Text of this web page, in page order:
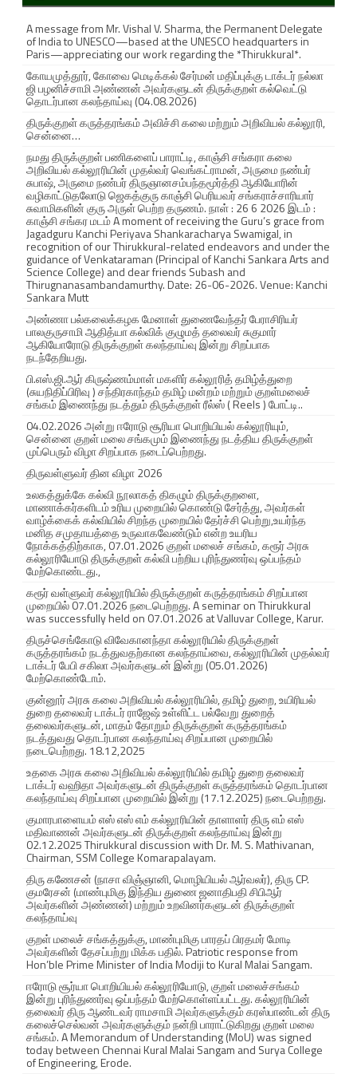
ந்
ர்
வ
ழ
ங்
கி
ஒ
ப்
பு
த
ல்
பெ
ற்
றா
O
n
8
.
0
.
2
0
2
4
,
D
i
s
c
u
s
s
A message from Mr. Vishal V. Sharma, the Permanent Delegate
of India to UNESCO—based at the UNESCO headquarters in
Paris—appreciating our work regarding the *Thirukkural*.
கோயமுத்தூர், கோவை மெடிக்கல் சேர்மன் மதிப்புக்கு டாக்டர் நல்லா
ஜி பழனிச்சாமி அண்ணன் அவர்களுடன் திருக்குறள் கல்வெட்டு
தொடர்பான கலந்தாய்வு (04.08.2026)
திருக்குறள் கருத்தரங்கம் அவிச்சி கலை மற்றும் அறிவியல் கல்லூரி,
சென்னை…
நமது திருக்குறள் பணிகளைப் பாராட்டி, காஞ்சி சங்கரா கலை
அறிவியல் கல்லூரியின் முதல்வர் வெங்கட்ராமன், அருமை நண்பர்
சுபாஷ், அருமை நண்பர் திருஞானசம்பந்தமூர்த்தி ஆகியோரின்
வழிகாட்டுதலோடு ஜெகத்குரு காஞ்சி பெரியவர் சங்கராச்சாரியார்
சுவாமிகளின் குரு அருள் பெற்ற தருணம். நாள் : 26 6 2026 இடம் :
காஞ்சி சங்கர மடம் A moment of receiving the Guru’s grace from
Jagadguru Kanchi Periyava Shankaracharya Swamigal, in
recognition of our Thirukkural-related endeavors and under the
guidance of Venkataraman (Principal of Kanchi Sankara Arts and
Science College) and dear friends Subash and
Thirugnanasambandamurthy. Date: 26-06-2026. Venue: Kanchi
Sankara Mutt
அண்ணா பல்கலைக்கழக மேனாள் துணைவேந்தர் பேராசிரியர்
பாலகுருசாமி ஆதித்யா கல்விக் குழுமத் தலைவர் சுகுமார்
ஆகியோரோடு திருக்குறள் கலந்தாய்வு இன்று சிறப்பாக
நடந்தேறியது.
பி.எஸ்.ஜி.ஆர் கிருஷ்ணம்மாள் மகளிர் கல்லூரித் தமிழ்த்துறை
(சுயநிதிப்பிரிவு ) சந்திரகாந்தம் தமிழ் மன்றம் மற்றும் குறள்மலைச்
சங்கம் இணைந்து நடத்தும் திருக்குறள் ரீல்ஸ் ( Reels ) போட்டி..
04.02.2026 அன்று ஈரோடு சூரியா பொறியியல் கல்லூரியும்,
சென்னை குறள் மலை சங்கமும் இணைந்து நடத்திய திருக்குறள்
முப்பெரும் விழா சிறப்பாக நடைப்பெற்றது.
திருவள்ளுவர் தின விழா 2026
உலகத்துக்கே கல்வி நூலாகத் திகழும் திருக்குறளை,
மாணாக்கர்களிடம் உரிய முறையில் கொண்டு சேர்த்து, அவர்கள்
வாழ்க்கைக் கல்வியில் சிறந்த முறையில் தேர்ச்சி பெற்று,உயர்ந்த
மனித சமுதாயத்தை உருவாகவேண்டும் என்ற உயரிய
நோக்கத்திற்காக, 07.01.2026 குறள் மலைச் சங்கம், கரூர் அரசு
கல்லூரியோடு திருக்குறள் கல்வி பற்றிய புரிந்துணர்வு ஒப்பந்தம்
மேற்கொண்டது.,
கரூர் வள்ளுவர் கல்லூரியில் திருக்குறள் கருத்தரங்கம் சிறப்பான
முறையில் 07.01.2026 நடைபெற்றது. A seminar on Thirukkural
was successfully held on 07.01.2026 at Valluvar College, Karur.
திருச்செங்கோடு விவேகானந்தா கல்லூரியில் திருக்குறள்
கருத்தரங்கம் நடத்துவதற்கான கலந்தாய்வை, கல்லூரியின் முதல்வர்
டாக்டர் பேபி சகிலா அவர்களுடன் இன்று (05.01.2026)
மேற்கொண்டோம்.
குன்னூர் அரசு கலை அறிவியல் கல்லூரியில், தமிழ் துறை, உயிரியல்
துறை தலைவர் டாக்டர் ராஜேஷ் உள்ளிட்ட பல்வேறு துறைத்
தலைவர்களுடன், மாதம் தோறும் திருக்குறள் கருத்தரங்கம்
நடத்துவது தொடர்பான கலந்தாய்வு சிறப்பான முறையில்
நடைபெற்றது. 18.12,2025
உதகை அரசு கலை அறிவியல் கல்லூரியில் தமிழ் துறை தலைவர்
டாக்டர் வஹிதா அவர்களுடன் திருக்குறள் கருத்தரங்கம் தொடர்பான
கலந்தாய்வு சிறப்பான முறையில் இன்று (17.12.2025) நடைபெற்றது.
குமாரபாளையம் எஸ் எஸ் எம் கல்லூரியின் தாளாளர் திரு எம் எஸ்
மதிவாணன் அவர்களுடன் திருக்குறள் கலந்தாய்வு இன்று
02.12.2025 Thirukkural discussion with Dr. M. S. Mathivanan,
Chairman, SSM College Komarapalayam.
திரு கணேசன் (நாசா விஞ்ஞானி, மொழியியல் ஆர்வலர்), திரு CP.
குமரேசன் (மாண்புமிகு இந்திய துணை ஜனாதிபதி சிபிஆர்
அவர்களின் அண்ணன்) மற்றும் உறவினர்களுடன் திருக்குறள்
கலந்தாய்வு
குறள் மலைச் சங்கத்துக்கு, மாண்புமிகு பாரதப் பிரதமர் மோடி
அவர்களின் தேசப்பற்று மிக்க பதில். Patriotic response from
Hon’ble Prime Minister of India Modiji to Kural Malai Sangam.
ஈரோடு சூர்யா பொறியியல் கல்லூரியோடு, குறள் மலைச்சங்கம்
இன்று புரிந்துணர்வு ஒப்பந்தம் மேற்கொள்ளப்பட்டது. கல்லூரியின்
தலைவர் திரு ஆண்டவர் ராமசாமி அவர்களுக்கும் கரஸ்பாண்டன் திரு
கலைச்செல்வன் அவர்களுக்கும் நன்றி பாராட்டுகிறது குறள் மலை
சங்கம். A Memorandum of Understanding (MoU) was signed
today between Chennai Kural Malai Sangam and Surya College
of Engineering, Erode.